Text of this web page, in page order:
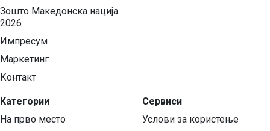
Зошто Македонска нација
2026
Импресум
Маркетинг
Контакт
Категории
На прво место
Сервиси
Услови за користење